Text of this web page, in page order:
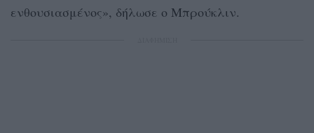
ενθουσιασμένος», δήλωσε ο Μπρούκλιν.